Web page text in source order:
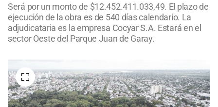
Será por un monto de $12.452.411.033,49. El plazo de
ejecución de la obra es de 540 días calendario. La
adjudicataria es la empresa Cocyar S.A. Estará en el
sector Oeste del Parque Juan de Garay.